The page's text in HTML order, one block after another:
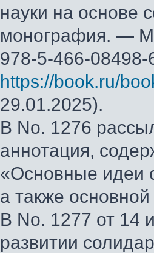
науки на основе
монография. —
978-5-466-
https://book.ru/
29.01.2025).
В No. 1276
аннотация,
«Основные идеи
а также
В No. 1277 от 14
развитии